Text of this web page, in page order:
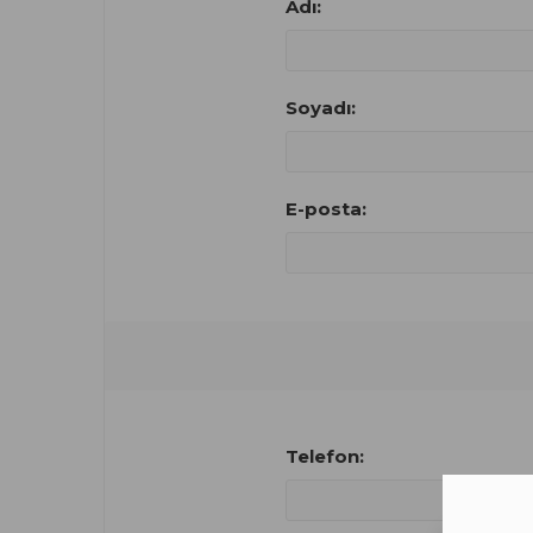
Adı:
Soyadı:
E-posta:
Telefon: